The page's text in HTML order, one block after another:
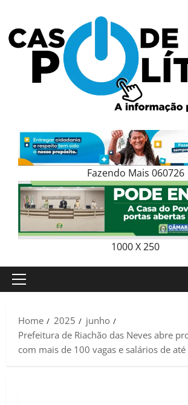
content
Fazendo Mais 060726
1000 X 250
Primary
Home
2025
junho
Prefeitura de Riachão das Neves abre
com mais de 100 vagas e salários de